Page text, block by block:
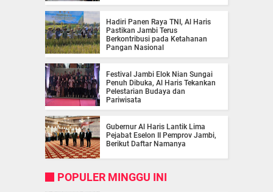
Hadiri Panen Raya TNI, Al Haris
Pastikan Jambi Terus
Berkontribusi pada Ketahanan
Pangan Nasional
Festival Jambi Elok Nian Sungai
Penuh Dibuka, Al Haris Tekankan
Pelestarian Budaya dan
Pariwisata
Gubernur Al Haris Lantik Lima
Pejabat Eselon II Pemprov Jambi,
Berikut Daftar Namanya
POPULER MINGGU INI